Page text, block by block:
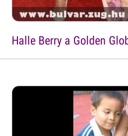
Halle Berry a Golden